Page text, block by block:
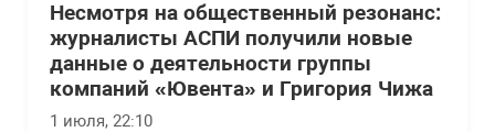
Несмотря на общественный резонанс:
журналисты АСПИ получили новые
данные о деятельности группы
компаний «Ювента» и Григория Чижа
1 июля, 22:10